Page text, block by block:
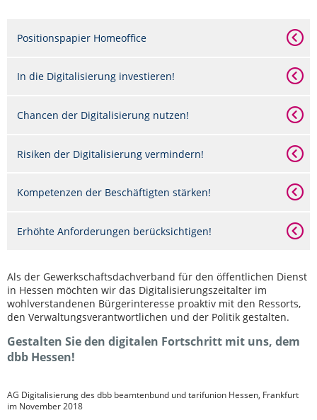
Positionspapier Homeoffice
In die Digitalisierung investieren!
Chancen der Digitalisierung nutzen!
Risiken der Digitalisierung vermindern!
Kompetenzen der Beschäftigten stärken!
Erhöhte Anforderungen berücksichtigen!
Als der Gewerkschaftsdachverband für den öffentlichen Dienst
in Hessen möchten wir das Digitalisierungszeitalter im
wohlverstandenen Bürgerinteresse proaktiv mit den Ressorts,
den Verwaltungsverantwortlichen und der Politik gestalten.
Gestalten Sie den digitalen Fortschritt mit uns, dem
dbb Hessen!
AG Digitalisierung des dbb beamtenbund und tarifunion Hessen, Frankfurt
im November 2018